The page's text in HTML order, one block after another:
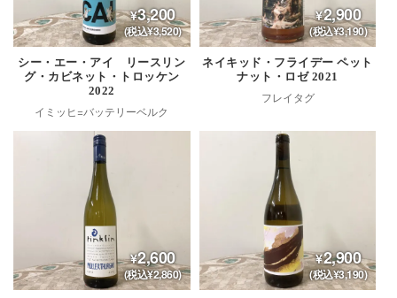
3,200
(税込¥3,520)
シー・エー・アイ リースリン
グ・カビネット・トロッケン
2022
イミッヒ=バッテリーベルク
2,900
(税込¥3,190)
ネイキッド・フライデー ペット
ナット・ロゼ 2021
フレイタグ
2,600
(税込¥2,860)
2,900
(税込¥3,190)